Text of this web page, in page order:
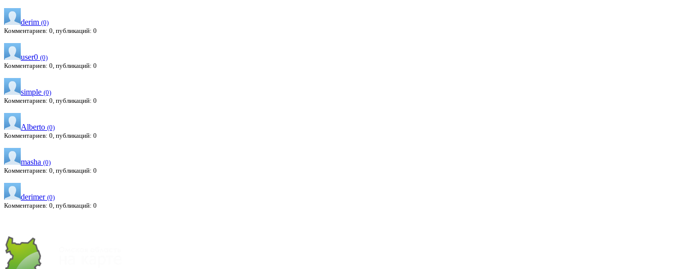
derim (0)
Комментариев: 0, публикаций: 0
user0 (0)
Комментариев: 0, публикаций: 0
simple (0)
Комментариев: 0, публикаций: 0
Alberto (0)
Комментариев: 0, публикаций: 0
masha (0)
Комментариев: 0, публикаций: 0
derimer (0)
Комментариев: 0, публикаций: 0